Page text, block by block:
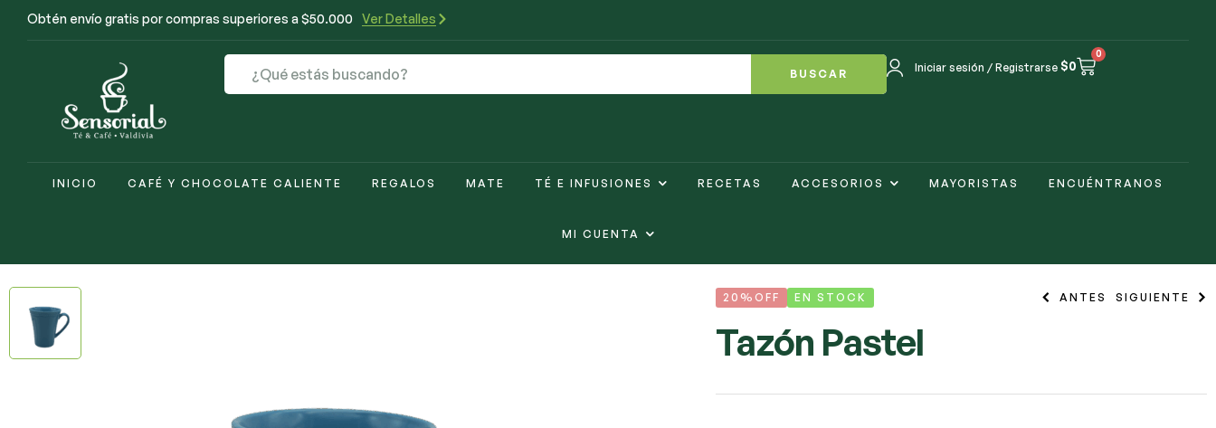
Obtén envío gratis por compras superiores a $50.000 Ver Detalles
BUSCAR Iniciar sesión / Registrarse $0
0
INICIO CAFÉ Y CHOCOLATE CALIENTE REGALOS MATE TÉ E INFUSIONES RECETAS ACCESORIOS MAYORISTAS ENCUÉNTRANOS
MI CUENTA
20%OFF EN STOCK ANTES SIGUIENTE
Tazón Pastel